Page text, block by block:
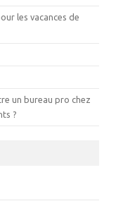
les vacances de
un bureau pro chez
?